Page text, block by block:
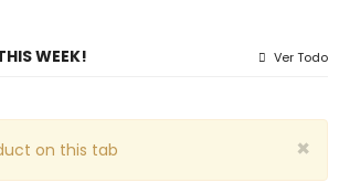
WEEK! Ver Todo
×
on this tab